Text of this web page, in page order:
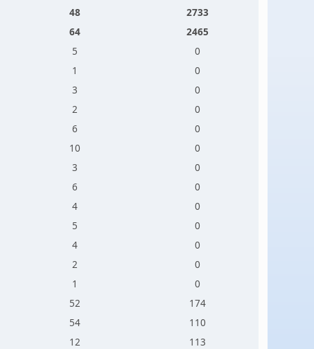
48
2733
64
2465
5
0
1
0
3
0
2
0
6
0
10
0
3
0
6
0
4
0
5
0
4
0
2
0
1
0
52
174
54
110
12
113